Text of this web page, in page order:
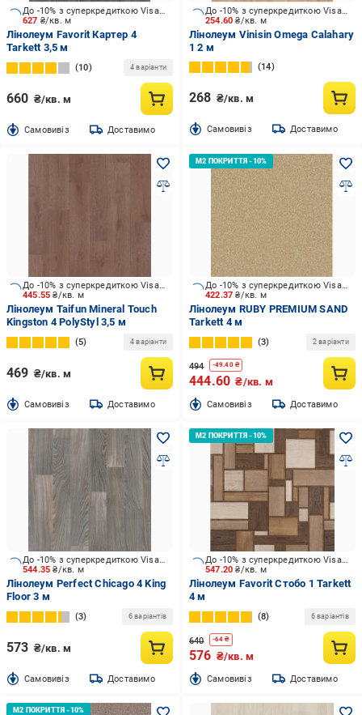
627 ₴/кв. м
До -10% з суперкредиткою Visa Вигода
Лінолеум Favorit Картер 4
Tarkett 3,5 м
10 4 варіанти
660 ₴/кв. м
Cамовивіз Доставимо
254.60₴/кв. м
До -10% з суперкредиткою Visa Вигода
Лінолеум Vinisin Omega Сalahary
1 2 м
14
268 ₴/кв. м
Cамовивіз Доставимо
445.55₴/кв. м
До -10% з суперкредиткою Visa Вигода
Лінолеум Taifun Mineral Touch
Kingston 4 PolyStyl 3,5 м
5 4 варіанти
469 ₴/кв. м
Cамовивіз Доставимо
422.37₴/кв. м
До -10% з суперкредиткою Visa Вигода
Лінолеум RUBY PREMIUM SAND
Tarkett 4 м
3 2 варіанти
494 -49.40₴
444.60 ₴/кв. м
Cамовивіз Доставимо
544.35₴/кв. м
До -10% з суперкредиткою Visa Вигода
Лінолеум Perfect Chicago 4 King
Floor 3 м
3 6 варіантів
573 ₴/кв. м
Cамовивіз Доставимо
547.20₴/кв. м
До -10% з суперкредиткою Visa Вигода
Лінолеум Favorit Стобо 1 Tarkett
4 м
8 6 варіантів
640 -64 ₴
576 ₴/кв. м
Cамовивіз Доставимо